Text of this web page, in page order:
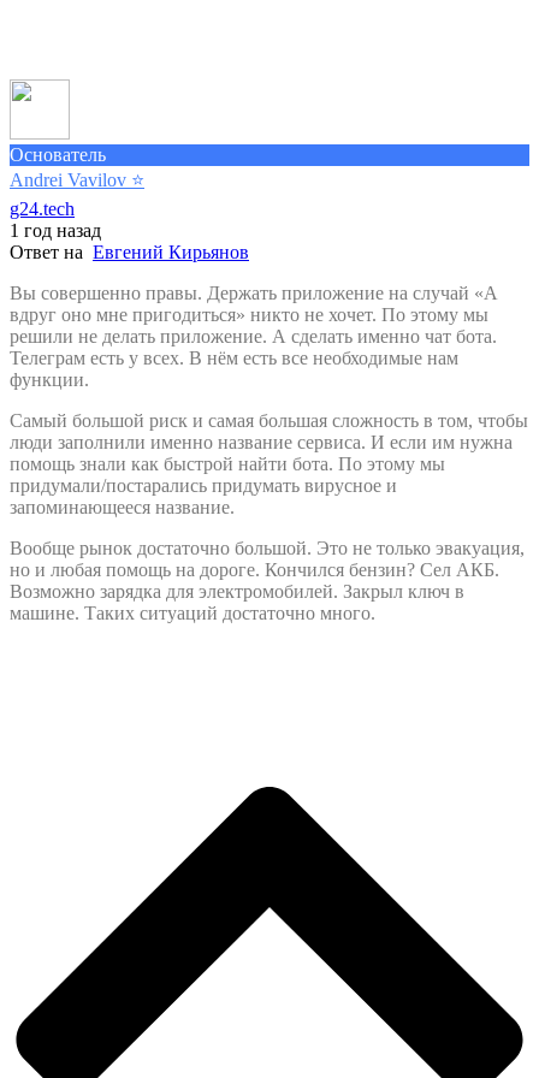
Основатель
Andrei Vavilov ⭐️
g24.tech
1 год назад
Ответ на Евгений Кирьянов
Вы совершенно правы. Держать приложение на случай «А
вдруг оно мне пригодиться» никто не хочет. По этому мы
решили не делать приложение. А сделать именно чат бота.
Телеграм есть у всех. В нём есть все необходимые нам
функции.
Самый большой риск и самая большая сложность в том, чтобы
люди заполнили именно название сервиса. И если им нужна
помощь знали как быстрой найти бота. По этому мы
придумали/постарались придумать вирусное и
запоминающееся название.
Вообще рынок достаточно большой. Это не только эвакуация,
но и любая помощь на дороге. Кончился бензин? Сел АКБ.
Возможно зарядка для электромобилей. Закрыл ключ в
машине. Таких ситуаций достаточно много.